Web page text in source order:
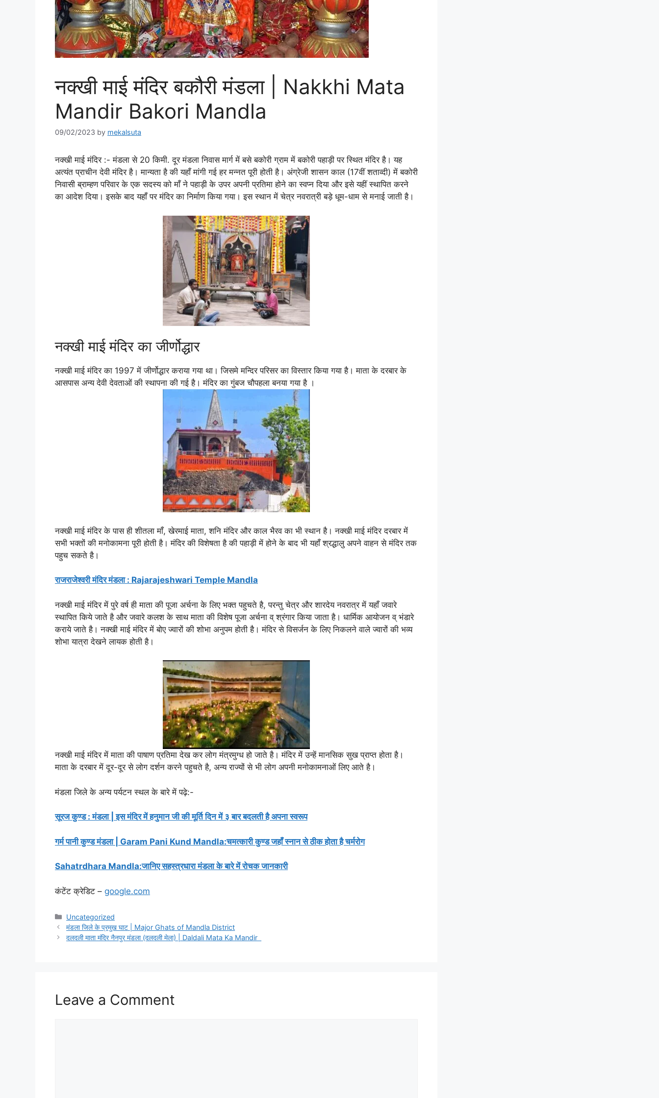
नक्खी माई मंदिर बकौरी मंडला | Nakkhi Mata
Mandir Bakori Mandla
09/02/2023 by mekalsuta
नक्खी माई मंदिर :-मंडला से 20 किमी. दूर मंडला निवास मार्ग में बसे बकोरी ग्राम में बकोरी पहाड़ी पर स्थित मंदिर है। यह
अत्यंत प्राचीन देवी मंदिर है। मान्यता है की यहाँ मांगी गई हर मन्नत पूरी होती है। अंग्रेजी शासन काल (17वीं शताव्दी) में बकोरी
निवासी ब्राम्हण परिवार के एक सदस्य को माँ ने पहाड़ी के उपर अपनी प्रतिमा होने का स्वप्न दिया और इसे यहीं स्थापित करने
का आदेश दिया। इसके बाद यहाँ पर मंदिर का निर्माण किया गया। इस स्थान में चेत्र नवरात्री बड़े धूम-धाम से मनाई जाती है।
नक्खी माई मंदिर का जीर्णोद्धार
नक्खी माई मंदिर का 1997 में जीर्णोद्धार कराया गया था। जिसमे मन्दिर परिसर का विस्तार किया गया है। माता के दरबार के
आसपास अन्य देवी देवताओं की स्थापना की गई है। मंदिर का गुंबज चौपहला बनया गया है ।
नक्खी माई मंदिर के पास ही शीतला माँ, खेरमाई माता, शनि मंदिर और काल भैरव का भी स्थान है। नक्खी माई मंदिर दरबार में
सभी भक्तों की मनोकामना पूरी होती है। मंदिर की विशेषता है की पहाड़ी में होने के बाद भी यहाँ श्रद्धालु अपने वाहन से मंदिर तक
पहुच सकते है।
राजराजेश्वरी मंदिर मंडला : Rajarajeshwari Temple Mandla
नक्खी माई मंदिर में पुरे वर्ष ही माता की पूजा अर्चना के लिए भक्त पहुचते है, परन्तु चेत्र और शारदेय नवरात्र में यहाँ जवारे
स्थापित किये जाते है और जवारे कलश के साथ माता की विशेष पूजा अर्चना व् श्रंगार किया जाता है। धार्मिक आयोजन व् भंडारे
कराये जाते है। नक्खी माई मंदिर में बोए ज्वारों की शोभा अनुपम होती है। मंदिर से विसर्जन के लिए निकलने वाले ज्वारों की भव्य
शोभा यात्रा देखने लायक होती है।
नक्खी माई मंदिर में माता की पाषाण प्रतिमा देख कर लोग मंत्रमुग्ध हो जाते है। मंदिर में उन्हें मानसिक सुख प्राप्त होता है।
माता के दरबार में दूर-दूर से लोग दर्शन करने पहुचते है, अन्य राज्यों से भी लोग अपनी मनोकामनाओं लिए आते है।
मंडला जिले के अन्य पर्यटन स्थल के बारे में पढ़े:-
सूरज कुण्ड : मंडला | इस मंदिर में हनुमान जी की मूर्ति दिन में ३ बार बदलती है अपना स्वरूप
गर्म पानी कुण्ड मंडला | Garam Pani Kund Mandla:चमत्कारी कुण्ड जहाँ स्नान से ठीक होता है चर्मरोग
Sahatrdhara Mandla:जानिए सहस्त्रधारा मंडला के बारे में रोचक जानकारी
कंटेंट क्रेडिट – google.com
Categories
Uncategorized
मंडला जिले के प्रमुख घाट | Major Ghats of Mandla District
दलदली माता मंदिर नैनपुर मंडला (दलदली मेला) | Daldali Mata Ka Mandir
Leave a Comment